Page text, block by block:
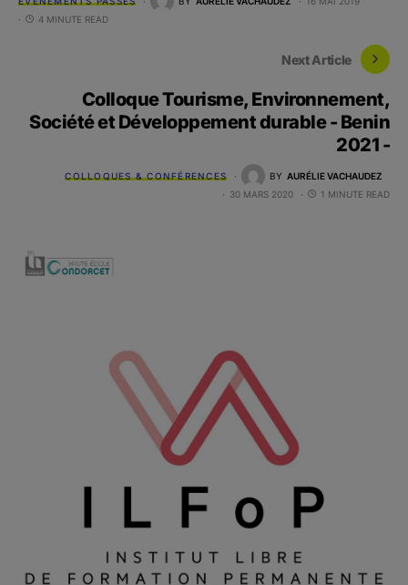
4 MINUTE READ
Next Article
Colloque Tourisme, Environnement,
Société et Développement durable - Benin
2021 -
COLLOQUES & CONFÉRENCES BY AURÉLIE VACHAUDEZ
30 MARS 2020
1 MINUTE READ